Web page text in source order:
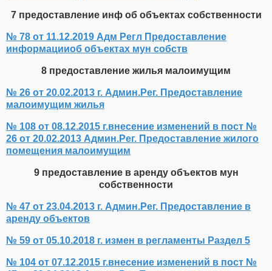
7 предоставление инф об объектах собственности
№ 78 от 11.12.2019 Адм Регл Предоставление
информацииоб объектах мун собств
8 предоставление жилья малоимущим
№ 26 от 20.02.2013 г. Админ.Рег. Предоставление
малоимущим жилья
№ 108 от 08.12.2015 г.внесение изменений в пост №
26 от 20.02.2013 Админ.Рег. Предоставление жилого
помещения малоимущим
9 предоставление в аренду объектов мун
собственности
№ 47 от 23.04.2013 г. Админ.Рег. Предоставление в
аренду объектов
№ 59 от 05.10.2018 г. измен в регламенты Раздел 5
№ 104 от 07.12.2015 г.внесение изменений в пост №